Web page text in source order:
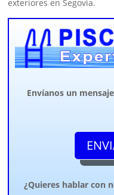
exteriores en Segovia.
Envíanos un
¿Quieres hablar con